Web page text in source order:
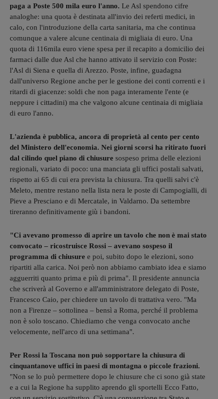
paga a Poste 500 mila euro l'anno. Le Asl spendono cifre
analoghe: una quota è destinata all'invio dei referti medici, in
calo, con l'introduzione della carta sanitaria, ma che continua
comunque a valere alcune centinaia di migliaia di euro. Una
quota di 116mila euro viene spesa per il recapito a domicilio dei
farmaci dalle due Asl che hanno attivato il servizio con Poste:
l'Asl di Siena e quella di Arezzo. Poste, infine, guadagna
dall'universo Regione anche per le gestione dei conti correnti e i
ritardi di giacenze: soldi che non paga interamente l'ente (e
neppure i cittadini) ma che valgono alcune centinaia di migliaia
di euro l'anno.
L'azienda è pubblica, ancora di proprietà al cento per cento
del Ministero dell'economia. Nei giorni scorsi ha ritirato fuori
dal cilindo quel piano di chiusure sospeso prima delle elezioni
regionali, variato di poco: una manciata gli uffici postali salvati,
rispetto ai 65 di cui era prevista la chiusura. Tra quelli salvi c'è
Meleto, mentre restano nella lista nera le poste di Campogialli, di
Pieve a Presciano e di Mercatale, in Valdarno. Da settembre
tireranno definitivamente giù i bandoni.
"Ci avevano promesso di aprire un tavolo che non è mai stato
convocato – ricostruisce Rossi – avevano sospeso il
programma di chiusure e poi, subito dopo le elezioni, sono
ripartiti alla carica. Noi però non abbiamo cambiato idea e siamo
agguerriti quanto prima e più di prima". Il presidente annuncia
che scriverà al Governo e all'amministratore delegato di Poste,
Francesco Caio, per chiedere un tavolo di trattativa vero. "Ma
non a Firenze – sottolinea – bensì a Roma, perché il problema
non è solo toscano. Chiediamo che venga convocato anche
velocemente, nell'arco di una settimana".
Per Rossi la Toscana non può sopportare la chiusura di
cinquantanove uffici in paesi di montagna o piccole frazioni.
"Non se lo può permettere dopo le chiusure che ci sono già state
e a cui la Regione ha supplito aprendo gli sportelli Ecco Fatto,